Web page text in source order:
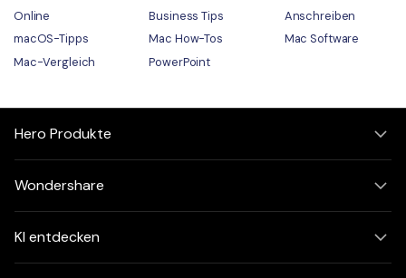
Online
Business Tips
Anschreiben
macOS-Tipps
Mac How-Tos
Mac Software
Mac-Vergleich
PowerPoint
Hero Produkte
Wondershare
KI entdecken